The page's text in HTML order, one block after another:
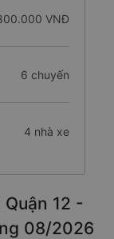
VNĐ
6 chuyến
4 nhà xe
12 -
08/2026